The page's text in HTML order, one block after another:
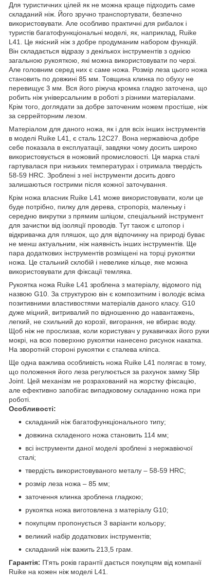
Для туристичних цілей як не можна краще підходить саме
складаний ніж. Його зручно транспортувати, безпечно
використовувати. Але особливо практичні для рибалок і
туристів багатофункціональні моделі, як, наприклад, Ruike
L41. Це якісний ніж з добре продуманим набором функцій.
Він складається відразу з декількох інструментів з однією
загальною рукояткою, які можна використовувати по черзі.
Але головним серед них є саме ножа. Розмір леза цього ножа
становить по довжині 85 мм. Товщина клинка по обуху не
перевищує 3 мм. Вся його ріжуча кромка гладко заточена, що
робить ніж універсальним в роботі з різними матеріалами.
Крім того, доглядати за добре заточеним ножем простіше, ніж
за серрейторним лезом.
Матеріалом для даного ножа, як і для всіх інших інструментів
в моделі Ruike L41, є сталь 12С27. Вона нержавіюча добре
себе показала в експлуатації, завдяки чому досить широко
використовується в ножовий промисловості. Ця марка сталі
гартувалася при низьких температурах і отримала твердість
58-59 HRC. Зроблені з неї інструменти досить довго
залишаються гострими після кожної заточування.
Крім ножа власник Ruike L41 може використовувати, коли це
буде потрібно, пилку для дерева, стропоріз, маленьку і
середню викрутки з прямим шліцом, спеціальний інструмент
для зачистки від ізоляції проводів. Тут також є штопор і
відкривачка для пляшок, що для відпочинку на природі буває
не менш актуальним, ніж наявність інших інструментів. Ще
пара додаткових інструментів розміщені на торці рукоятки
ножа. Це стальний склобій і невелике кільце, яке можна
використовувати для фіксації темляка.
Рукоятка ножа Ruike L41 зроблена з матеріалу, відомого під
назвою G10. За структурою він є композитним і володіє всіма
позитивними властивостями матеріалів даного класу. G10
дуже міцний, витривалий по відношенню до навантажень,
легкий, не схильний до корозії, вигорання, не вбирає воду.
Щоб ніж не прослизав, коли користувач у рукавичках його руки
мокрі, на всю поверхню рукоятки нанесено рисунок накатка.
На зворотній стороні рукоятки є сталева кліпса.
Ще одна важлива особливість ножа Ruike L41 полягає в тому,
що положення його леза регулюється за рахунок замку Slip
Joint. Цей механізм не розрахований на жорстку фіксацію,
але ефективно запобігає випадковому складанню ножа при
роботі.
Особливості:
складаний ніж багатофункціонального типу;
довжина складеного ножа становить 114 мм;
всі інструменти даної моделі зроблені з нержавіючої
сталі;
твердість використовуваного металу – 58-59 HRC;
розмір леза ножа – 85 мм;
заточення клинка зроблена гладкою;
рукоятка ножа виготовлена з матеріалу G10;
покупцям пропонується 3 варіанти кольору;
великий набір додаткових інструментів;
складаний ніж важить 213,5 грам.
Гарантія: П'ять років гарантії дається покупцям від компанії
Ruike на кожен ніж моделі L41.